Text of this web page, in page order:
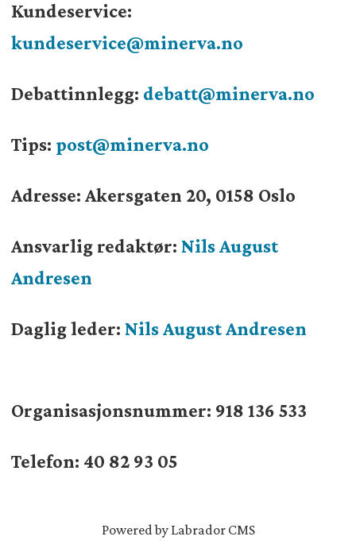
Kundeservice:
kundeservice@minerva.no
Debattinnlegg: debatt@minerva.no
Tips: post@minerva.no
Adresse: Akersgaten 20, 0158 Oslo
Ansvarlig redaktør: Nils August
Andresen
Daglig leder: Nils August Andresen
Organisasjonsnummer: 918 136 533
Telefon: 40 82 93 05
Powered by Labrador CMS